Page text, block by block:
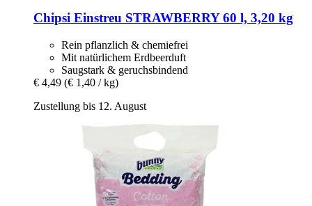
Chipsi Einstreu STRAWBERRY 60 l, 3,20 kg
Rein pflanzlich & chemiefrei
Mit natürlichem Erdbeerduft
Saugstark & geruchsbindend
€ 4,49 (€ 1,40 / kg)
Zustellung bis 12. August